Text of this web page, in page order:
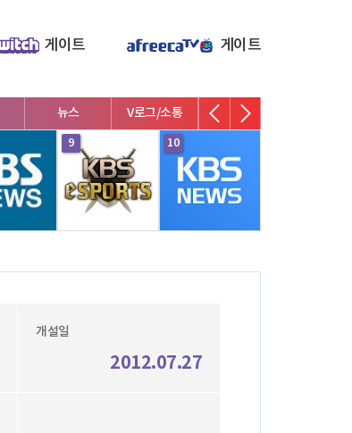
게이트 게이트
뉴스 V로그/소통 영화/뮤지컬
9 10
개설일
2012.07.27